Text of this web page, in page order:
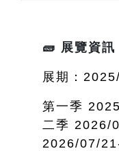
🧱 展覽資訊
展期：
第一季
二季 2026/
2026/07/